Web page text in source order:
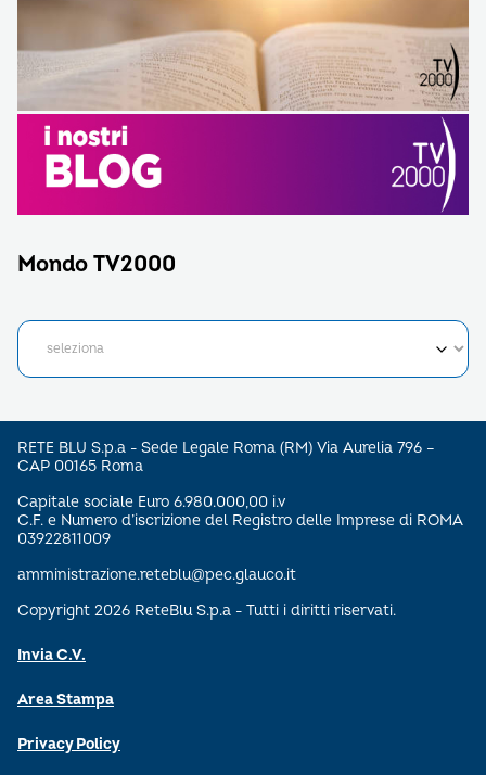
Mondo TV2000
RETE BLU S.p.a - Sede Legale Roma (RM) Via Aurelia 796 –
CAP 00165 Roma
Capitale sociale Euro 6.980.000,00 i.v
C.F. e Numero d’iscrizione del Registro delle Imprese di ROMA
03922811009
amministrazione.reteblu@pec.glauco.it
Copyright 2026 ReteBlu S.p.a - Tutti i diritti riservati.
Invia C.V.
Area Stampa
Privacy Policy